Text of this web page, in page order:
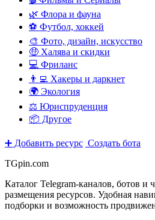
🌿 Флора и фауна
⚽ Футбол, хоккей
🎨 Фото, дизайн, искусство
🤑 Халява и скидки
💻 Фриланс
👨‍💻 Хакеры и даркнет
🌍 Экология
⚖️ Юриспруденция
📦 Другое
➕ Добавить ресурс Создать бота
TGpin.com
Каталог Telegram-каналов, ботов и
размещения ресурсов. Удобная
подборки и возможность